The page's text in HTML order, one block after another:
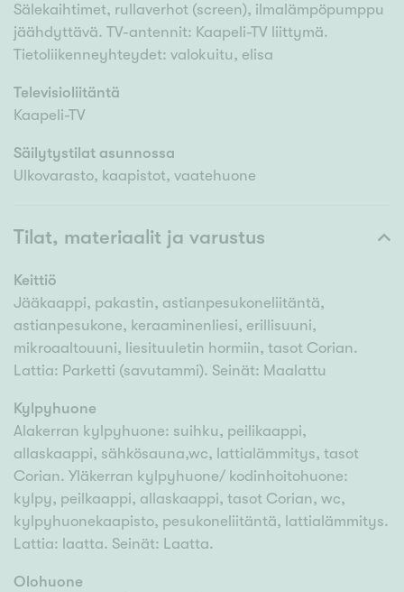
Sälekaihtimet, rullaverhot (screen), ilmalämpöpumppu
jäähdyttävä. TV-antennit: Kaapeli-TV liittymä.
Tietoliikenneyhteydet: valokuitu, elisa
Televisioliitäntä
Kaapeli-TV
Säilytystilat asunnossa
Ulkovarasto, kaapistot, vaatehuone
Tilat, materiaalit ja varustus
Keittiö
Jääkaappi, pakastin, astianpesukoneliitäntä,
astianpesukone, keraaminenliesi, erillisuuni,
mikroaaltouuni, liesituuletin hormiin, tasot Corian.
Lattia: Parketti (savutammi). Seinät: Maalattu
Kylpyhuone
Alakerran kylpyhuone: suihku, peilikaappi,
allaskaappi, sähkösauna,wc, lattialämmitys, tasot
Corian. Yläkerran kylpyhuone/ kodinhoitohuone:
kylpy, peilkaappi, allaskaappi, tasot Corian, wc,
kylpyhuonekaapisto, pesukoneliitäntä, lattialämmitys.
Lattia: laatta. Seinät: Laatta.
Olohuone